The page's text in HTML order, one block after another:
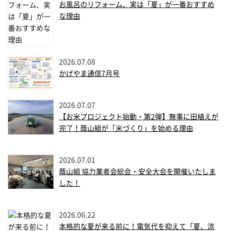
お風呂のリフォーム、実は「夏」が一番おすすめ
な理由
2026.07.08
かげやま通信7月号
2026.07.07
【お米プロジェクト始動・第2弾】無事に田植えが
完了！蔭山組が「米づくり」を始める理由
2026.07.01
蔭山組 協力業者会総会・安全大会を開催いたしま
した！
2026.06.22
本格的な夏が来る前に！電気代を抑えて「夏、涼